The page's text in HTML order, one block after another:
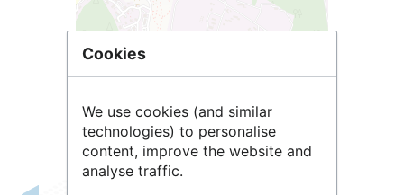
Cookies
We use cookies (and similar
technologies) to personalise
content, improve the website and
analyse traffic.